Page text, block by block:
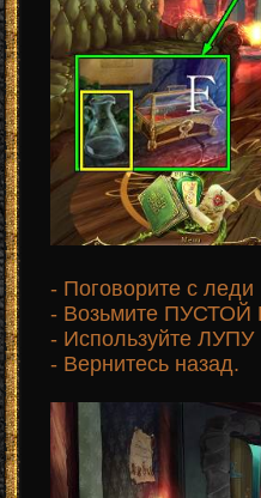
- Поговорите с
- Возьмите
- Используйте ЛУПУ
- Вернитесь назад.